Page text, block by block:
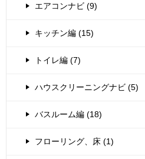
エアコンナビ (9)
キッチン編 (15)
トイレ編 (7)
ハウスクリーニングナビ (5)
バスルーム編 (18)
フローリング、床 (1)